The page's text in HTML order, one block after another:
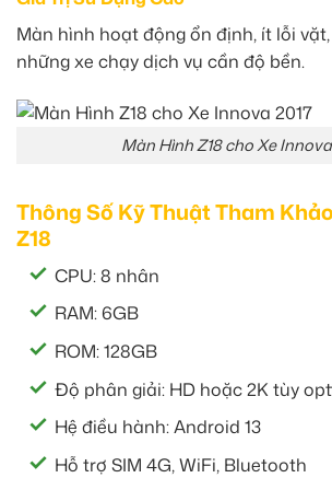
Màn hình hoạt động ổn định, ít lỗi
những xe chạy dịch vụ cần độ bền.
Màn Hình Z18 cho Xe
Thông Số Kỹ Thuật Tham
Z18
CPU: 8 nhân
RAM: 6GB
ROM: 128GB
Độ phân giải: HD hoặc 2K tùy
Hệ điều hành: Android 13
Hỗ trợ SIM 4G, WiFi, Bluetooth